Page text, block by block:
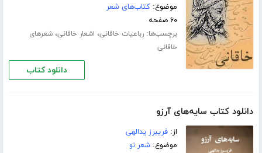
موضوع:کتاب‌های شعر
۶۰ صفحه
برچسب‌ها:رباعیات خاقانی، اشعار خاقانی،شعرهای
خاقانی
دانلود کتاب
دانلود کتاب سایه‌های آرزو
از:فریبرز یدالهی
موضوع:شعر نو